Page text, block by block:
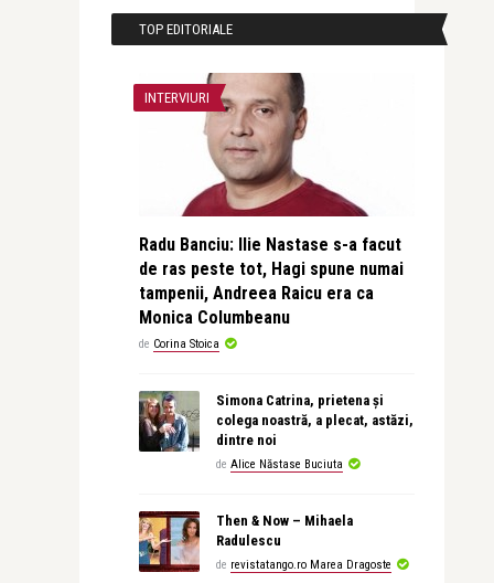
TOP EDITORIALE
INTERVIURI
Radu Banciu: Ilie Nastase s-a facut
de ras peste tot, Hagi spune numai
tampenii, Andreea Raicu era ca
Monica Columbeanu
de Corina Stoica
Simona Catrina, prietena și
colega noastră, a plecat, astăzi,
dintre noi
de Alice Năstase Buciuta
Then & Now – Mihaela
Radulescu
de revistatango.ro Marea Dragoste